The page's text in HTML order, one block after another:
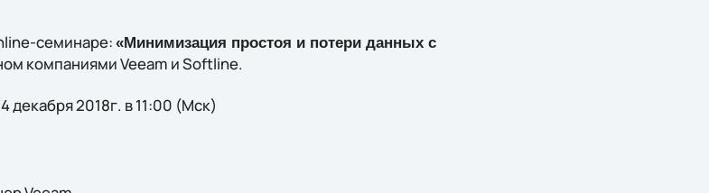
семинаре: «Минимизация простоя и потери данных с
компаниями Veeam и Softline.
декабря 2018г. в 11:00 (Мск)